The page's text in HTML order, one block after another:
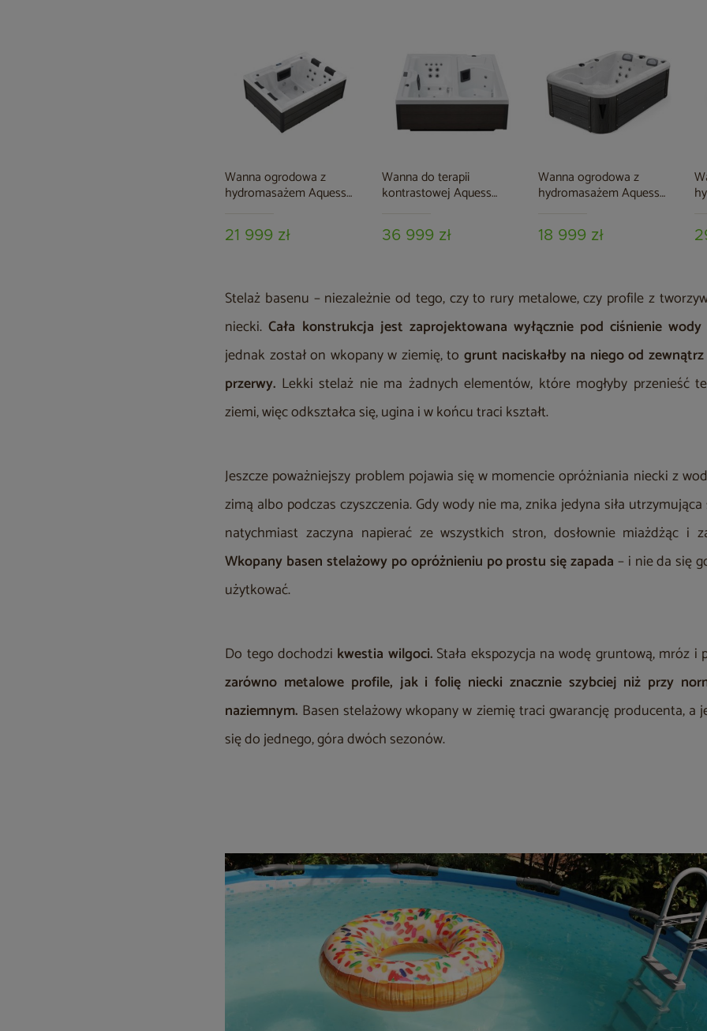
Wanna ogrodowa z
hydromasażem Aquess
21 999 zł
Wanna do terapii
kontrastowej Aquess
osobowa
36 999 zł
Wanna ogrodowa z
hydromasażem Aquess
18 999 zł
Stelaż basenu – niezależnie od tego, czy to rury metalowe, czy profile z
niecki.Cała konstrukcja jest zaprojektowana wyłącznie pod ciśnienie
jednak został on wkopany w ziemię, to grunt naciskałby na niego od
przerwy. Lekki stelaż nie ma żadnych elementów, które mogłyby przenieść
ziemi, więc odkształca się, ugina i w końcu traci kształt.
Jeszcze poważniejszy problem pojawia się w momencie opróżniania niecki z
zimą albo podczas czyszczenia. Gdy wody nie ma, znika jedyna siła
natychmiast zaczyna napierać ze wszystkich stron, dosłownie miażdżąc i
Wkopany basen stelażowy po opróżnieniu po prostu się zapada – i nie da się
użytkować.
Do tego dochodzi kwestia wilgoci. Stała ekspozycja na wodę gruntową, mróz i
zarówno metalowe profile, jak i folię niecki znacznie szybciej niż przy
naziemnym. Basen stelażowy wkopany w ziemię traci gwarancję producenta, a
się do jednego, góra dwóch sezonów.